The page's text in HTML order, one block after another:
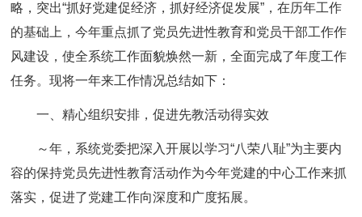
略，突出“抓好党建促经济，抓好经济促发展”，在历年工作
的基础上，今年重点抓了党员先进性教育和党员干部工作作
风建设，使全系统工作面貌焕然一新，全面完成了年度工作
任务。现将一年来工作情况总结如下：
一、精心组织安排，促进先教活动得实效
～年，系统党委把深入开展以学习“八荣八耻”为主要内
容的保持党员先进性教育活动作为今年党建的中心工作来抓
落实，促进了党建工作向深度和广度拓展。